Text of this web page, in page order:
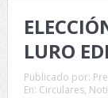
LURO
Publicado por:
En: Circulares,